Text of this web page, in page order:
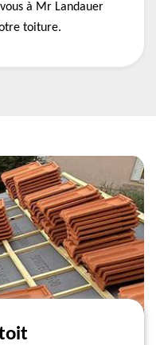
à Mr Landauer
toiture.